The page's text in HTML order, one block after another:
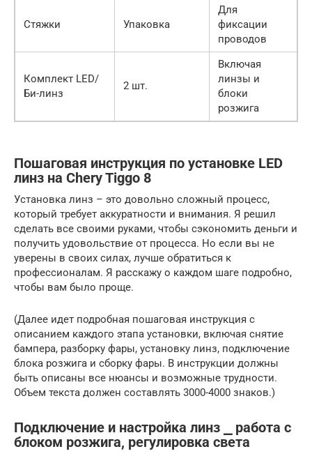
Стяжки Упаковка
Для
фиксации
проводов
Комплект LED/
Би-линз
2 шт.
Включая
линзы и
блоки
розжига
Пошаговая инструкция по установке LED
линз на Chery Tiggo 8
Установка линз – это довольно сложный процесс,
который требует аккуратности и внимания. Я решил
сделать все своими руками, чтобы сэкономить деньги и
получить удовольствие от процесса. Но если вы не
уверены в своих силах, лучше обратиться к
профессионалам. Я расскажу о каждом шаге подробно,
чтобы вам было проще.
(Далее идет подробная пошаговая инструкция с
описанием каждого этапа установки, включая снятие
бампера, разборку фары, установку линз, подключение
блока розжига и сборку фары. В инструкции должны
быть описаны все нюансы и возможные трудности.
Объем текста должен составлять 3000-4000 знаков.)
Подключение и настройка линз ⎯ работа с
блоком розжига, регулировка света